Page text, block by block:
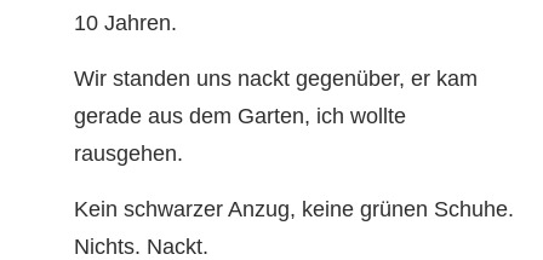
10 Jahren.
Wir standen uns nackt gegenüber, er kam
gerade aus dem Garten, ich wollte
rausgehen.
Kein schwarzer Anzug, keine grünen Schuhe.
Nichts. Nackt.